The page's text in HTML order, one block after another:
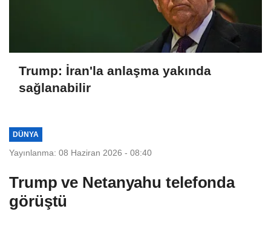
Trump: İran'la anlaşma yakında
sağlanabilir
DÜNYA
Yayınlanma: 08 Haziran 2026 - 08:40
Trump ve Netanyahu telefonda
görüştü